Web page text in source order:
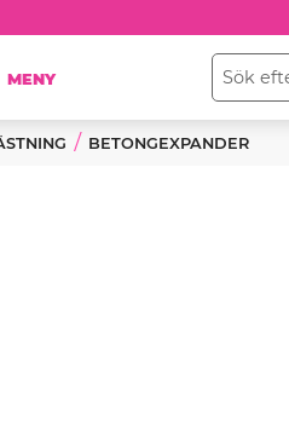
BETONGEXPANDER